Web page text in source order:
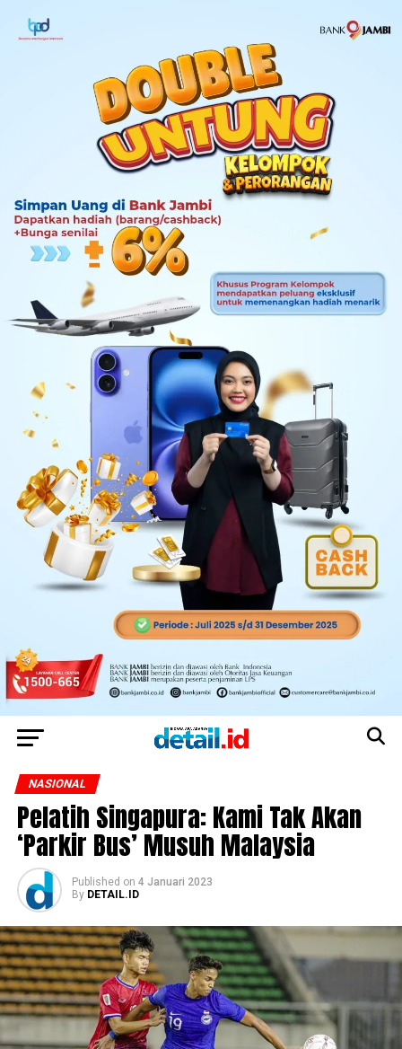
NASIONAL
Pelatih Singapura: Kami Tak Akan
‘Parkir Bus’ Musuh Malaysia
Published on 4 Januari 2023
By DETAIL.ID